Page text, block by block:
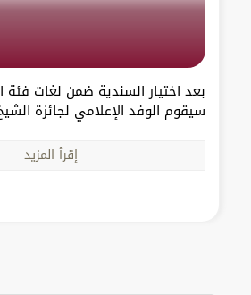
سيقوم الوفد الإعلامي لجائزة
إقرأ المزيد